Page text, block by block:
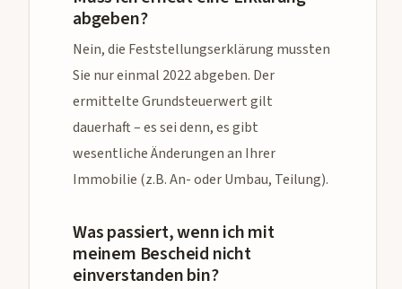
abgeben?
Nein, die Feststellungserklärung mussten
Sie nur einmal 2022 abgeben. Der
ermittelte Grundsteuerwert gilt
dauerhaft – es sei denn, es gibt
wesentliche Änderungen an Ihrer
Immobilie (z.B. An- oder Umbau, Teilung).
Was passiert, wenn ich mit
meinem Bescheid nicht
einverstanden bin?